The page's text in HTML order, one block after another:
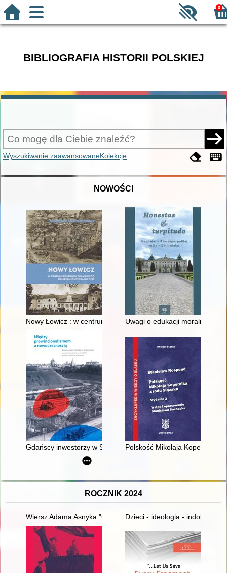
0
BIBLIOGRAFIA HISTORII POLSKIEJ
Wyszukiwanie zaawansowaneKolekcje
NOWOŚCI
Nowy Łowicz : w centrum poligonu drawskiego od
Uwagi o edukacji moralnej
Gdańscy inwestorzy w Sopocie : prestiż finansowy i
Polskość Mikołaja Kopernika z
ROCZNIK 2024
Wiersz Adama Asnyka "Gdy ostatnia róża zwiędła" jako
Dzieci - ideologia -